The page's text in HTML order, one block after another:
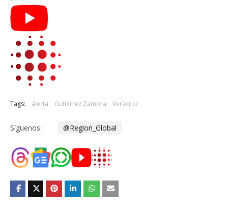
Tags: alerta Gutiérrez Zamora Veracruz
Síguenos: @Region_Global